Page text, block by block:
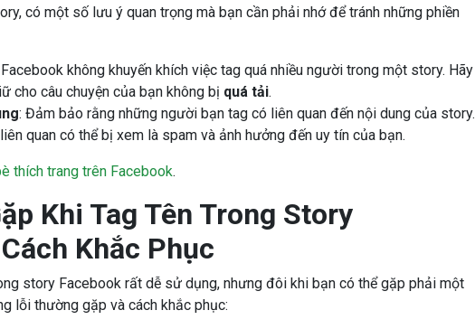
có một số lưu ý quan trọng mà bạn cần phải nhớ để tránh những phiền
không khuyến khích việc tag quá nhiều người trong một story. Hãy
cho câu chuyện của bạn không bị quá tải.
: Đảm bảo rằng những người bạn tag có liên quan đến nội dung của story.
quan có thể bị xem là spam và ảnh hưởng đến uy tín của bạn.
thích trang trên Facebook.
Khi Tag Tên Trong Story
Khắc Phục
story Facebook rất dễ sử dụng, nhưng đôi khi bạn có thể gặp phải một
lỗi thường gặp và cách khắc phục: